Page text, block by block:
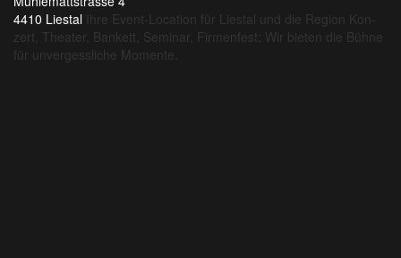
4410 Liestal Ihre Event-Lo­ca­ti­on für Lies­tal und die Re­gi­on Kon­
zert, Thea­ter, Ban­kett, Se­mi­nar, Fir­men­fest: Wir bie­ten die Büh­ne
für un­ver­gess­li­che Mo­men­te.